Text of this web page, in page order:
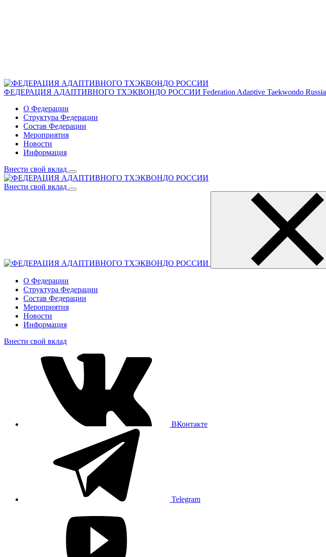
ФЕДЕРАЦИЯ АДАПТИВНОГО ТХЭКВОНДО РОССИИ Federation Adaptive Taekwondo Russia
О Федерации
Структура Федерации
Состав Федерации
Мероприятия
Новости
Информация
Внести свой вклад
Внести свой вклад
О Федерации
Структура Федерации
Состав Федерации
Мероприятия
Новости
Информация
Внести свой вклад
ВКонтакте
Telegram